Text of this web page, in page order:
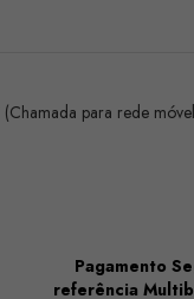
(Chamada para rede
Pagamento
referência